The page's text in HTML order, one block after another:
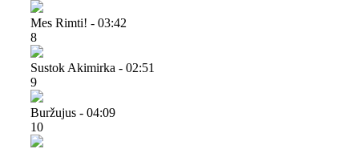
Mes Rimti! - 03:42
8
Sustok Akimirka - 02:51
9
Buržujus - 04:09
10